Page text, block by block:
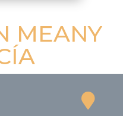
MEANY
